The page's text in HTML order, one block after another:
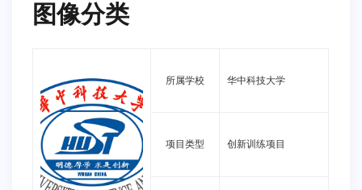
图像分类
所属学校 华中科技大学
项目类型 创新训练项目